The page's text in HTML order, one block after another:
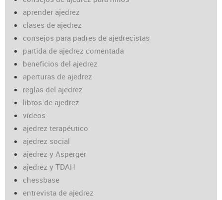
aprender ajedrez
clases de ajedrez
consejos para padres de ajedrecistas
partida de ajedrez comentada
beneficios del ajedrez
aperturas de ajedrez
reglas del ajedrez
libros de ajedrez
vídeos
ajedrez terapéutico
ajedrez social
ajedrez y Asperger
ajedrez y TDAH
chessbase
entrevista de ajedrez